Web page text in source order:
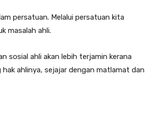
persatuan. Melalui persatuan kita
masalah ahli.
sosial ahli akan lebih terjamin kerana
ahlinya, sejajar dengan matlamat dan